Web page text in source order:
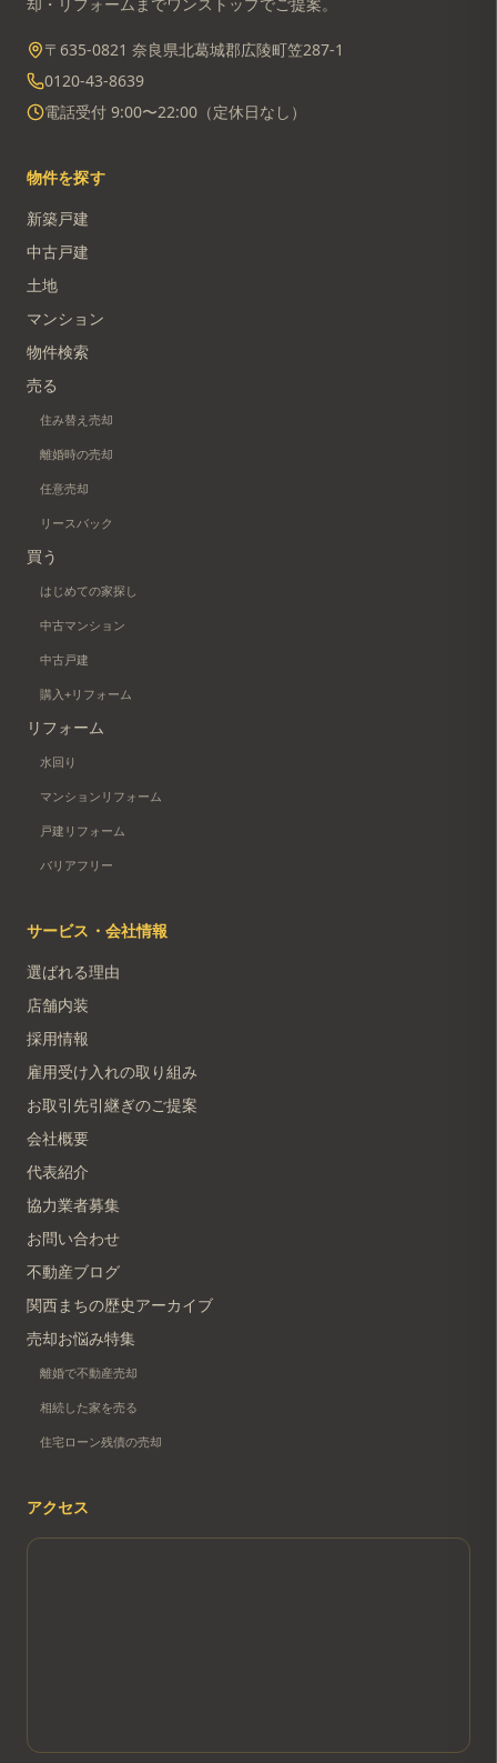
〒635-0821 奈良県北葛城郡広陵町笠287-1
0120-43-8639
電話受付 9:00〜22:00（定休日なし）
物件を探す
新築戸建
中古戸建
土地
マンション
物件検索
売る
住み替え売却
離婚時の売却
任意売却
リースバック
買う
はじめての家探し
中古マンション
中古戸建
購入+リフォーム
リフォーム
水回り
マンションリフォーム
戸建リフォーム
バリアフリー
サービス・会社情報
選ばれる理由
店舗内装
採用情報
雇用受け入れの取り組み
お取引先引継ぎのご提案
会社概要
代表紹介
協力業者募集
お問い合わせ
不動産ブログ
関西まちの歴史アーカイブ
売却お悩み特集
離婚で不動産売却
相続した家を売る
住宅ローン残債の売却
アクセス